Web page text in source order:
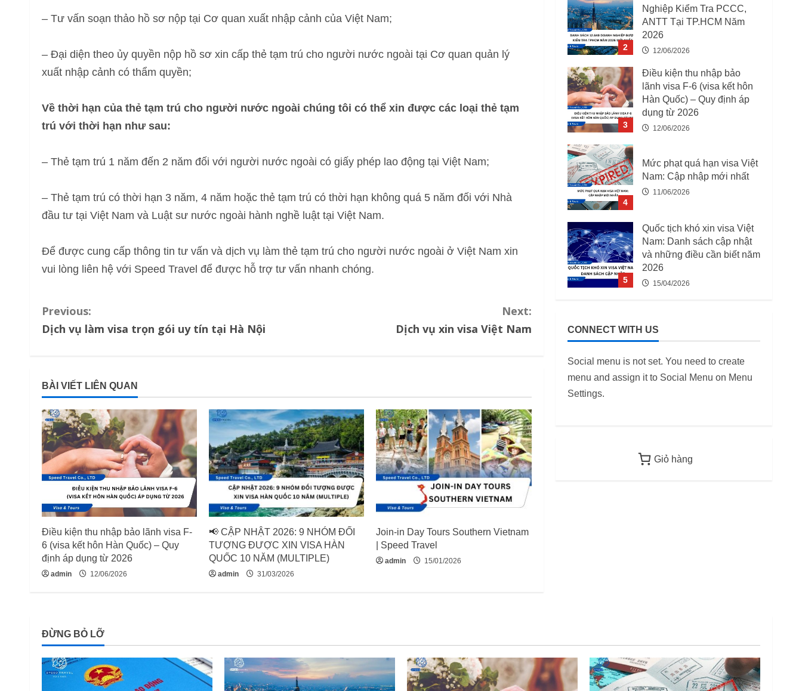
– Tư vấn soạn thảo hồ sơ nộp tại Cơ quan xuất nhập cảnh của Việt Nam;
– Đại diện theo ủy quyền nộp hồ sơ xin cấp thẻ tạm trú cho người nước ngoài tại Cơ quan quản lý
xuất nhập cảnh có thẩm quyền;
Về thời hạn của thẻ tạm trú cho người nước ngoài chúng tôi có thể xin được các loại thẻ tạm
trú với thời hạn như sau:
– Thẻ tạm trú 1 năm đến 2 năm đối với người nước ngoài có giấy phép lao động tại Việt Nam;
– Thẻ tạm trú có thời hạn 3 năm, 4 năm hoặc thẻ tạm trú có thời hạn không quá 5 năm đối với Nhà
đầu tư tại Việt Nam và Luật sư nước ngoài hành nghề luật tại Việt Nam.
Để được cung cấp thông tin tư vấn và dịch vụ làm thẻ tạm trú cho người nước ngoài ở Việt Nam xin
vui lòng liên hệ với Speed Travel để được hỗ trợ tư vấn nhanh chóng.
C
o
t
i
n
u
R
e
a
n
g
Previous:
Dịch vụ làm visa trọn gói uy tín tại Hà Nội
Next:
Dịch vụ xin visa Việt Nam
BÀI VIẾT LIÊN QUAN
Điều kiện thu nhập bảo lãnh visa F-
6 (visa kết hôn Hàn Quốc) – Quy
định áp dụng từ 2026
admin 12/06/2026
📢 CẬP NHẬT 2026: 9 NHÓM ĐỐI
TƯỢNG ĐƯỢC XIN VISA HÀN
QUỐC 10 NĂM (MULTIPLE)
admin 31/03/2026
Join-in Day Tours Southern Vietnam
| Speed Travel
admin 15/01/2026
2
Nghiệp Kiểm Tra PCCC,
ANTT Tại TP.HCM Năm
2026
12/06/2026
3
Điều kiện thu nhập bảo
lãnh visa F-6 (visa kết hôn
Hàn Quốc) – Quy định áp
dụng từ 2026
12/06/2026
4
Mức phạt quá hạn visa Việt
Nam: Cập nhập mới nhất
11/06/2026
5
Quốc tịch khó xin visa Việt
Nam: Danh sách cập nhật
và những điều cần biết năm
2026
15/04/2026
1
Giấy Phép Lao Động Từ
07/08/2025
Danh Sách 12.649 Doanh
Điều kiện thu nhập bảo
CONNECT WITH US
Social menu is not set. You need to create
menu and assign it to Social Menu on Menu
Settings.
Giỏ hàng
ĐỪNG BỎ LỠ